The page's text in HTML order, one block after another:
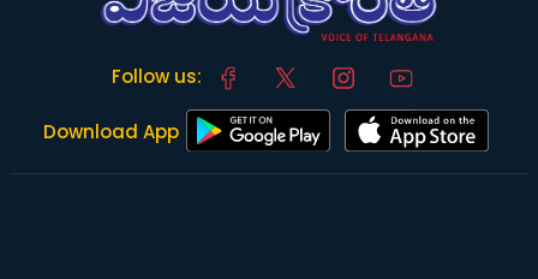
Follow us:
Download App